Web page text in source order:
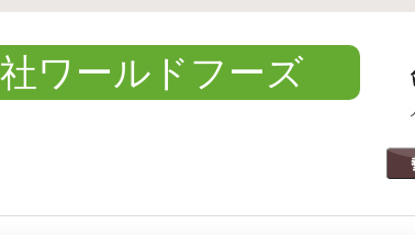
ワールドフーズ